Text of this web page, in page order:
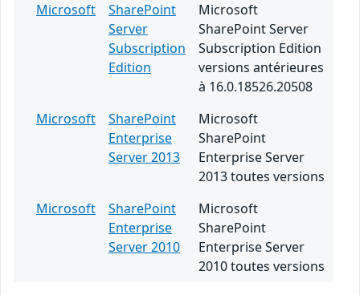
Microsoft
SharePoint
Server
Subscription
Edition
Microsoft
SharePoint Server
Subscription Edition
versions antérieures
à 16.0.18526.20508
Microsoft
SharePoint
Enterprise
Server 2013
Microsoft
SharePoint
Enterprise Server
2013 toutes versions
Microsoft
SharePoint
Enterprise
Server 2010
Microsoft
SharePoint
Enterprise Server
2010 toutes versions